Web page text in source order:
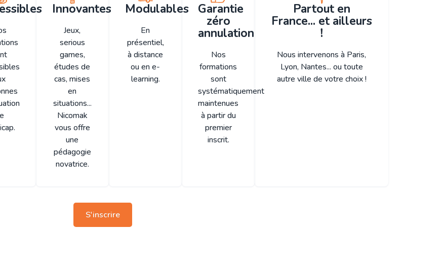
Innovantes
Jeux,
serious
games,
études de
cas, mises
en
situations...
Nicomak
vous offre
une
pédagogie
novatrice.
Modulables
En
présentiel,
à distance
ou en e-
learning.
Garantie
zéro
annulation
Nos
formations
sont
systématiquement
maintenues
à partir du
premier
inscrit.
Partout en
France... et ailleurs
!
Nous intervenons à Paris,
Lyon, Nantes... ou toute
autre ville de votre choix !
S'inscrire